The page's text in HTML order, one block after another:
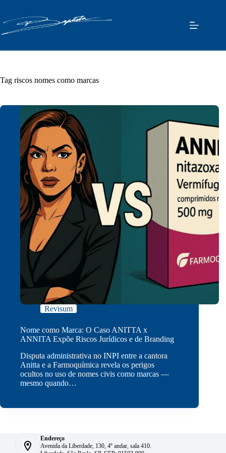
o
conteúdo
Tag riscos nomes como marcas
Revisum
Nome como Marca: O Caso ANITTA x
ANNITA Expõe Riscos Jurídicos e de Branding
Disputa administrativa no INPI entre a cantora
Anitta e a Farmoquímica revela os perigos
ocultos no uso de nomes civis como marcas —
mesmo quando…
Endereço
Avenida da Liberdade, 130, 4º andar, sala 410.